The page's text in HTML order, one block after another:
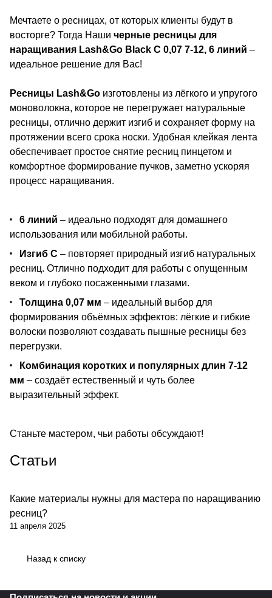
Мечтаете о ресницах, от которых клиенты будут в
восторге? Тогда Наши черные ресницы для
наращивания Lash&Go Black C 0,07 7-12, 6 линий –
идеальное решение для Вас!
Ресницы Lash&Go изготовлены из лёгкого и упругого
моноволокна, которое не перегружает натуральные
ресницы, отлично держит изгиб и сохраняет форму на
протяжении всего срока носки. Удобная клейкая лента
обеспечивает простое снятие ресниц пинцетом и
комфортное формирование пучков, заметно ускоряя
процесс наращивания.
6 линий – идеально подходят для домашнего
использования или мобильной работы.
Изгиб С – повторяет природный изгиб натуральных
ресниц. Отлично подходит для работы с опущенным
веком и глубоко посаженными глазами.
Толщина 0,07 мм – идеальный выбор для
формирования объёмных эффектов: лёгкие и гибкие
волоски позволяют создавать пышные ресницы без
перегрузки.
Комбинация коротких и популярных длин 7-12
мм – создаёт естественный и чуть более
выразительный эффект.
Станьте мастером, чьи работы обсуждают!
Статьи
Какие материалы нужны для мастера по наращиванию
ресниц?
11 апреля 2025
Назад к списку